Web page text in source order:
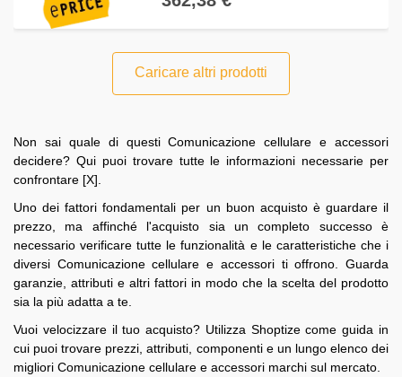
Caricare altri prodotti
Non sai quale di questi Comunicazione cellulare e accessori
decidere? Qui puoi trovare tutte le informazioni necessarie per
confrontare [X].
Uno dei fattori fondamentali per un buon acquisto è guardare il
prezzo, ma affinché l'acquisto sia un completo successo è
necessario verificare tutte le funzionalità e le caratteristiche che i
diversi Comunicazione cellulare e accessori ti offrono. Guarda
garanzie, attributi e altri fattori in modo che la scelta del prodotto
sia la più adatta a te.
Vuoi velocizzare il tuo acquisto? Utilizza Shoptize come guida in
cui puoi trovare prezzi, attributi, componenti e un lungo elenco dei
migliori Comunicazione cellulare e accessori marchi sul mercato.